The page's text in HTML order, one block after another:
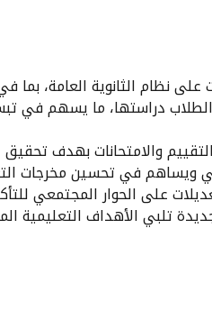
على نظام الثانوية العامة، بما
الطلاب دراستها، ما يسهم في
والامتحانات بهدف تحقيق
ويساهم في تحسين مخرجات
على الحوار المجتمعي
تلبي الأهداف التعليمية